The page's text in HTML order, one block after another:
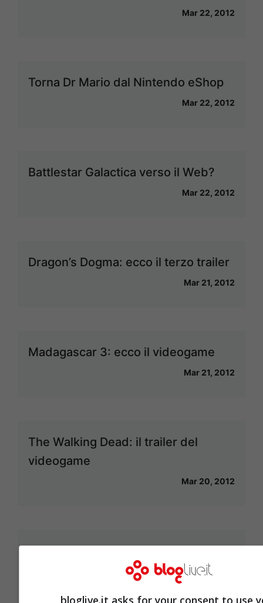
Mar 22, 2012
Torna Dr Mario dal Nintendo eShop
Mar 22, 2012
Battlestar Galactica verso il Web?
Mar 22, 2012
Dragon’s Dogma: ecco il terzo trailer
Mar 21, 2012
Madagascar 3: ecco il videogame
Mar 21, 2012
The Walking Dead: il trailer del
videogame
Mar 20, 2012
Ribelle The Brave: annunciato il
bloglive.it asks for your consent to use